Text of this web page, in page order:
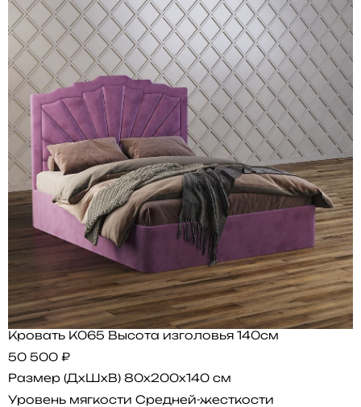
Кровать K065 Высота изголовья 140см
50 500 ₽
Размер (ДхШхВ) 80x200x140 см
Уровень мягкости Средней-жесткости